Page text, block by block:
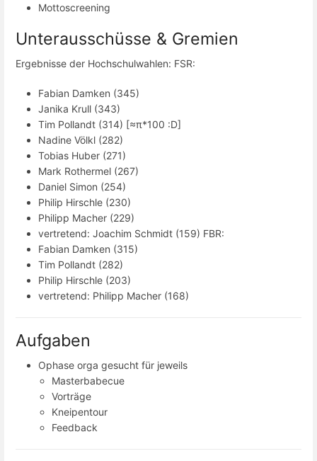
Mottoscreening
Unterausschüsse & Gremien
Ergebnisse der Hochschulwahlen: FSR:
Fabian Damken (345)
Janika Krull (343)
Tim Pollandt (314) [≈π*100 :D]
Nadine Völkl (282)
Tobias Huber (271)
Mark Rothermel (267)
Daniel Simon (254)
Philip Hirschle (230)
Philipp Macher (229)
vertretend: Joachim Schmidt (159) FBR:
Fabian Damken (315)
Tim Pollandt (282)
Philip Hirschle (203)
vertretend: Philipp Macher (168)
Aufgaben
Ophase orga gesucht für jeweils
Masterbabecue
Vorträge
Kneipentour
Feedback